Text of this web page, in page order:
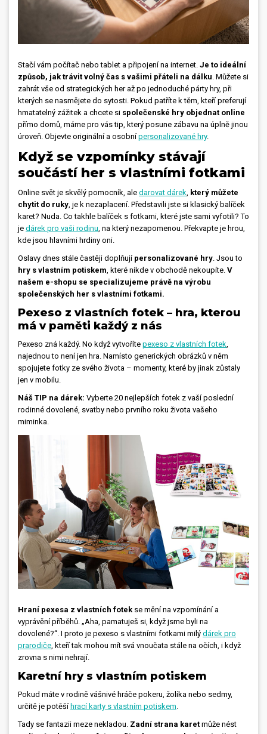
Stačí vám počítač nebo tablet a připojení na internet. Je to ideální
způsob, jak trávit volný čas s vašimi přáteli na dálku . Můžete si
zahrát vše od strategických her až po jednoduché párty hry, při
kterých se nasmějete do sytosti. Pokud patříte k těm, kteří preferují
hmatatelný zážitek a chcete si společenské hry objednat online
přímo domů, máme pro vás tip, který posune zábavu na úplně jinou
úroveň. Objevte originální a osobnípersonalizované hry.
Když se vzpomínky stávají
součástí her s vlastními fotkami
Online svět je skvělý pomocník, ale darovat dárek který můžete
chytit do ruky , je k nezaplacení. Představili jste si klasický balíček
karet? Nuda. Co takhle balíček s fotkami, které jste sami vyfotili? To
je dárek pro vaši rodinu , na který nezapomenou. Překvapte je hrou,
kde jsou hlavními hrdiny oni.
Oslavy dnes stále častěji doplňují personalizované hry . Jsou to
hry s vlastním potiskem , které nikde v obchodě nekoupíte. V
našem e-shopu se specializujeme právě na výrobu
společenských her s vlastními fotkami.
Pexeso z vlastních fotek – hra, kterou
má v paměti každý z nás
Pexeso zná každý. No když vytvoříte pexeso z vlastních fotek
najednou to není jen hra. Namísto generických obrázků v něm
spojujete fotky ze svého života – momenty, které by jinak zůstaly
jen v mobilu.
Náš TIP na dárek: Vyberte 20 nejlepších fotek z vaší poslední
rodinné dovolené, svatby nebo prvního roku života vašeho
miminka.
Hraní pexesa z vlastních fotek se mění na vzpomínání a
vyprávění příběhů. „Aha, pamatuješ si, když jsme byli na
dovolené?“. I proto je pexeso s vlastními fotkami milý dárek pro
prarodiče, kteří tak mohou mít svá vnoučata stále na očích, i když
zrovna s nimi nehrají.
Karetní hry s vlastním potiskem
Pokud máte v rodině vášnivé hráče pokeru, žolíka nebo sedmy,
určitě je potěší hrací karty s vlastním potiskem.
Tady se fantazii meze nekladou. Zadní strana karet může nést